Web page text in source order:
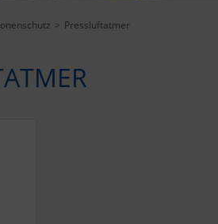
Pressluftatmer